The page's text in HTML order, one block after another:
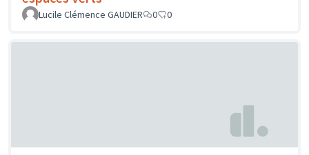
Lucile Clémence GAUDIER 0 0